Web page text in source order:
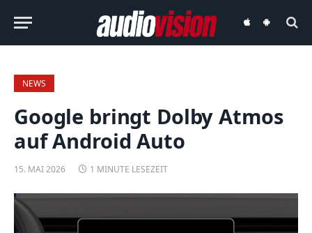
audiovisionaudiovision
NEWS
Google bringt Dolby Atmos
auf Android Auto
15. MAI 2026 1 MINUTE LESEZEIT